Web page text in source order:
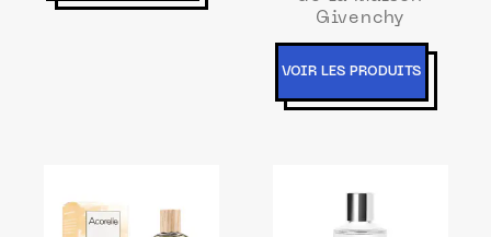
Givenchy
VOIR LES PRODUITS